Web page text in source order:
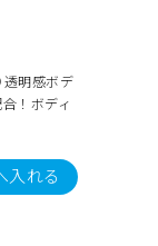
明感ボデ
！ボディ
入れる